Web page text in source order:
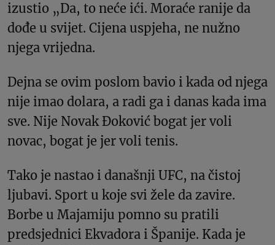
izustio „Da, to neće ići. Moraće ranije da
dođe u svijet. Cijena uspjeha, ne nužno
njega vrijedna.
Dejna se ovim poslom bavio i kada od njega
nije imao dolara, a radi ga i danas kada ima
sve. Nije Novak Đoković bogat jer voli
novac, bogat je jer voli tenis.
Tako je nastao i današnji UFC, na čistoj
ljubavi. Sport u koje svi žele da zavire.
Borbe u Majamiju pomno su pratili
predsjednici Ekvadora i Španije. Kada je